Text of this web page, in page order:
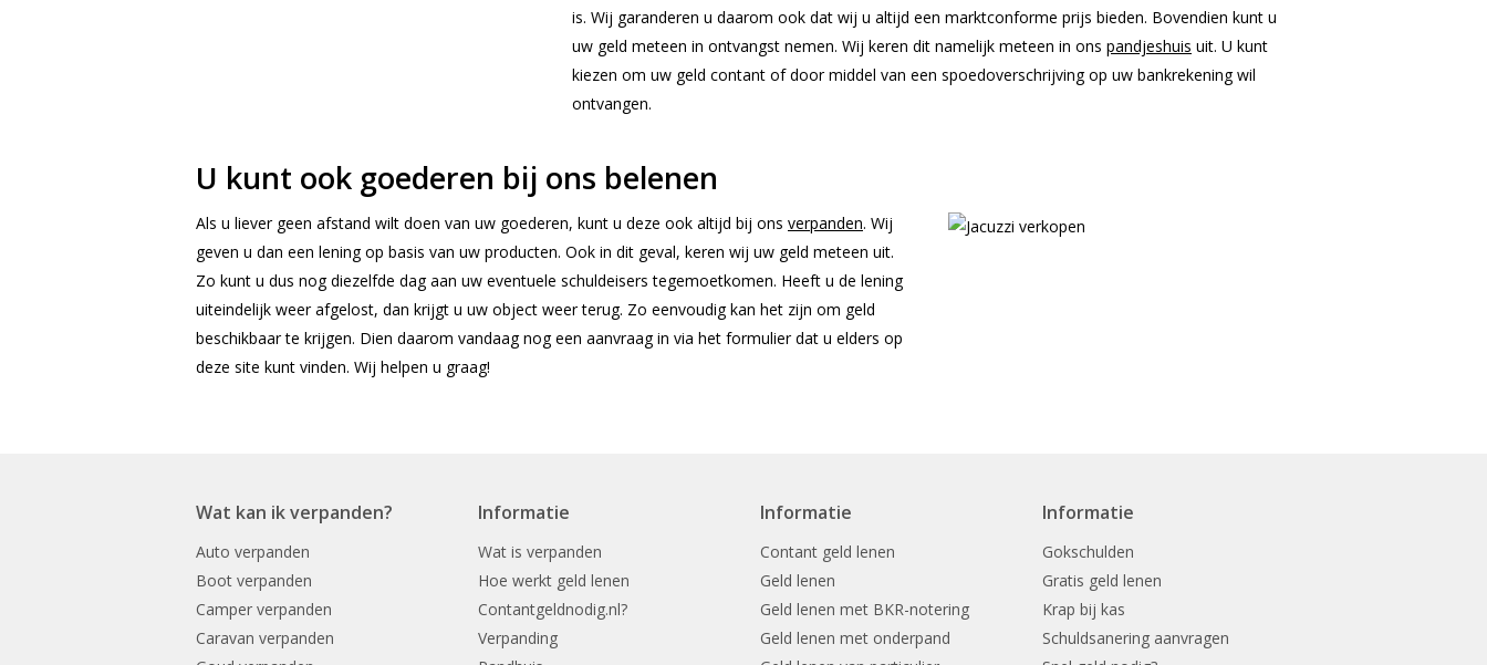
is. Wij garanderen u daarom ook dat wij u altijd een marktconforme prijs bieden. Bovendien kunt u
uw geld meteen in ontvangst nemen. Wij keren dit namelijk meteen in ons pandjeshuis uit. U kunt
kiezen om uw geld contant of door middel van een spoedoverschrijving op uw bankrekening wil
ontvangen.
U kunt ook goederen bij ons belenen
Als u liever geen afstand wilt doen van uw goederen, kunt u deze ook altijd bij ons verpanden. Wij
geven u dan een lening op basis van uw producten. Ook in dit geval, keren wij uw geld meteen uit.
Zo kunt u dus nog diezelfde dag aan uw eventuele schuldeisers tegemoetkomen. Heeft u de lening
uiteindelijk weer afgelost, dan krijgt u uw object weer terug. Zo eenvoudig kan het zijn om geld
beschikbaar te krijgen. Dien daarom vandaag nog een aanvraag in via het formulier dat u elders op
deze site kunt vinden. Wij helpen u graag!
Wat kan ik verpanden?
Auto verpanden
Boot verpanden
Camper verpanden
Caravan verpanden
Informatie
Wat is verpanden
Hoe werkt geld lenen
Contantgeldnodig.nl?
Verpanding
Informatie
Contant geld lenen
Geld lenen
Geld lenen met BKR-notering
Geld lenen met onderpand
Informatie
Gokschulden
Gratis geld lenen
Krap bij kas
Schuldsanering aanvragen